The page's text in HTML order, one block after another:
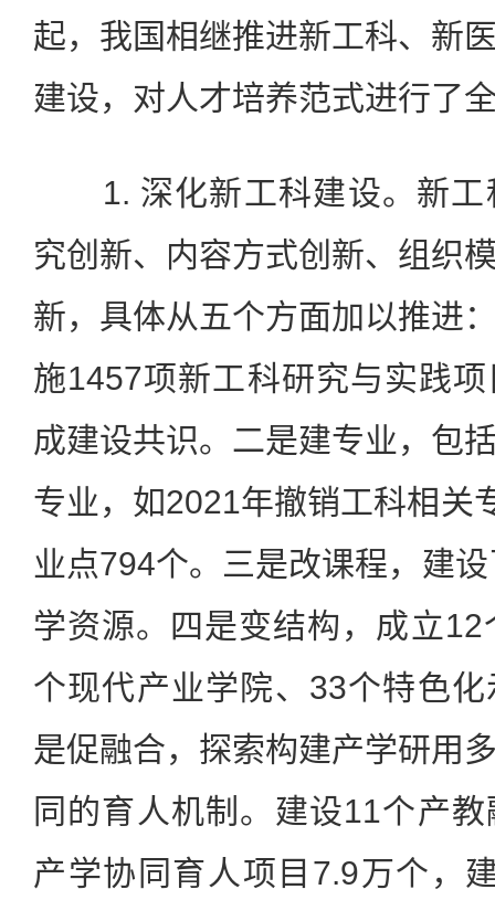
起，我国相继推进新工科、新
建设，对人才培养范式进行了
1. 深化新工科建设。新工
究创新、内容方式创新、组织
新，具体从五个方面加以推进
施1457项新工科研究与实践
成建设共识。二是建专业，包
专业，如2021年撤销工科相关
业点794个。三是改课程，建
学资源。四是变结构，成立
个现代产业学院、33个特色
是促融合，探索构建产学研用
同的育人机制。建设11个产
产学协同育人项目7.9万个，